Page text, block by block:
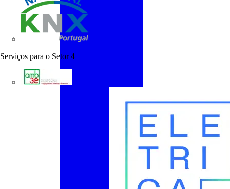
Serviços para o Setor 4